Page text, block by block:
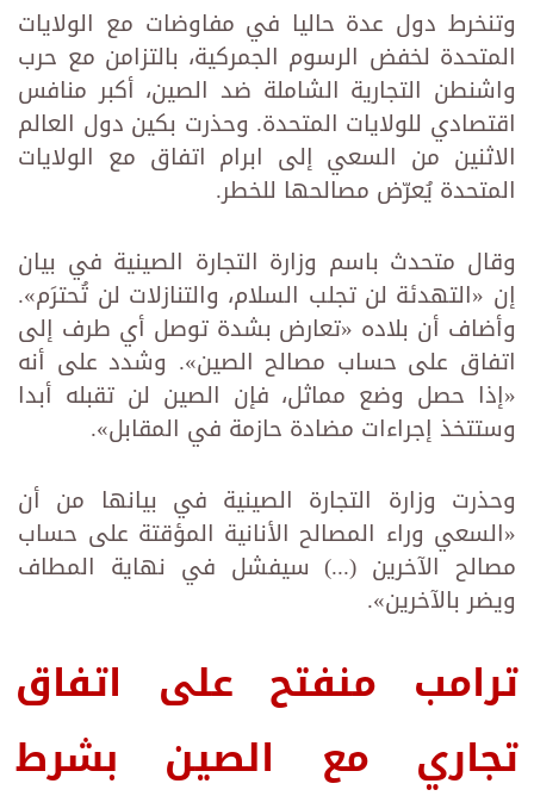
وتنخرط دول عدة حاليا في مفاوضات مع الولايات
المتحدة لخفض الرسوم الجمركية، بالتزامن مع حرب
واشنطن التجارية الشاملة ضد الصين، أكبر منافس
اقتصادي للولايات المتحدة. وحذرت بكين دول العالم
الاثنين من السعي إلى ابرام اتفاق مع الولايات
المتحدة يُعرّض مصالحها للخطر.
وقال متحدث باسم وزارة التجارة الصينية في بيان
إن «التهدئة لن تجلب السلام، والتنازلات لن تُحترَم».
وأضاف أن بلاده «تعارض بشدة توصل أي طرف إلى
اتفاق على حساب مصالح الصين». وشدد على أنه
«إذا حصل وضع مماثل، فإن الصين لن تقبله أبدا
وستتخذ إجراءات مضادة حازمة في المقابل».
وحذرت وزارة التجارة الصينية في بيانها من أن
«السعي وراء المصالح الأنانية المؤقتة على حساب
مصالح الآخرين (...) سيفشل في نهاية المطاف
ويضر بالآخرين».
ترامب منفتح على اتفاق
تجاري مع الصين بشرط